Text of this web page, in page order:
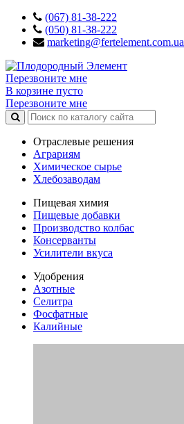
(067) 81-38-222
(050) 81-38-222
marketing@fertelement.com.ua
Перезвоните мне
В корзине пусто
Перезвоните мне
Отраслевые решения
Аграриям
Химическое сырье
Хлебозаводам
Пищевая химия
Пищевые добавки
Производство колбас
Консерванты
Усилители вкуса
Удобрения
Азотные
Селитра
Фосфатные
Калийные